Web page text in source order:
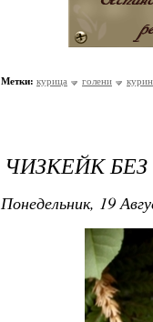
Метки: курица голени
ЧИЗКЕЙК
Понедельник, 19